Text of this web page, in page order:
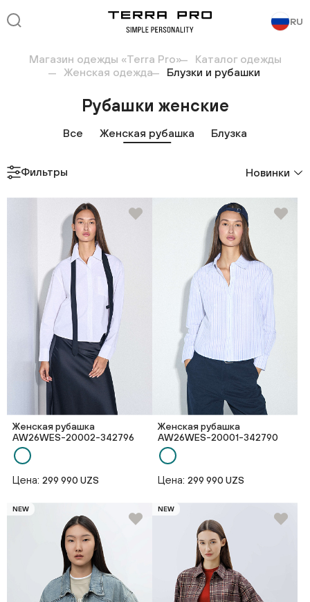
RU
Магазин одежды «Terra Pro»
Каталог одежды
Женская одежда
Блузки и рубашки
Рубашки женские
Все Женская рубашка Блузка
Фильтры Новинки
Женская рубашка
AW26WES-20002-342796
Цена: 299 990 UZS
Женская рубашка
AW26WES-20001-342790
Цена: 299 990 UZS
NEW NEW